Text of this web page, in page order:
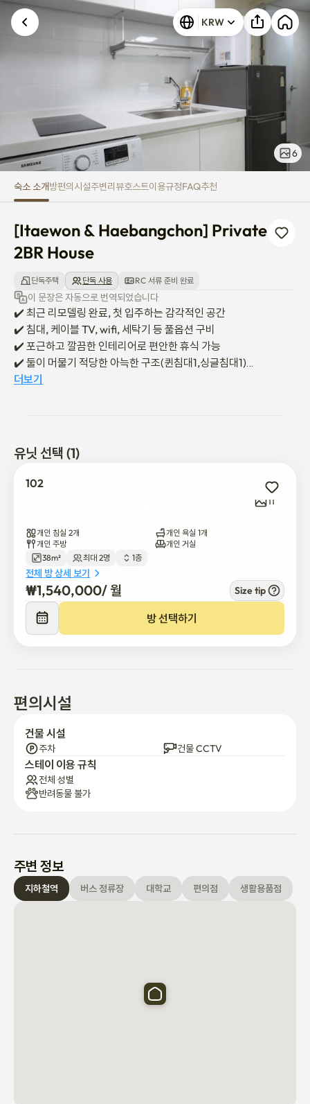
[Itaewon & Haebangchon]
KRW
6
숙소 소개방편의시설주변리뷰호스트이용규정FAQ추천
[Itaewon & Haebangchon] Private
2BR House
단독주택 단독 사용 RC 서류 준비 완료
이 문장은 자동으로 번역되었습니다
✔️ 최근 리모델링 완료, 첫 입주하는 감각적인 공간
✔️ 침대, 케이블 TV, wifi, 세탁기 등 풀옵션 구비
✔️ 포근하고 깔끔한 인테리어로 편안한 휴식 가능
✔️ 둘이 머물기 적당한 아늑한 구조(퀸침대1,싱글침대1)
✔️ 숙소 이용 중 시설 파손 시 손해배상 발생 가능
최근 리모델링을 마친 신상 숙소로, 감성적인 분위기에서 첫 입주
리 등이 도보권에 밀집해 있습니다
✔️ 근처 버스정류장에서 광화문, 명동, 서울역까지 15분 내외로 빠
르게 연결됩니다
✔️ 인근 경리단길과 남산둘레길은 도심 속 휴식을 찾는 이들에게 딱
맞는 코스입니다
✔️ 숙소는 고지대에 있어 창문을 열면 남산타워뷰가 시원하게 펼쳐
지는 뷰를 자랑합니다
✔️ 실내 흡연, 반려동물출입 및 숙소 훼손 , 오염 발생 시 실제 비용
기준 손해배상이 발생할 수 있으니 주의 부탁드립니다
️ ️ 해방촌·경리단길 인근, 도보 3분 버스정류장
✔️ 광화문, 명동 등 도심 접근성 우수
✔️ 남산둘레길·용산공원 인근 산책로 인접
✔️ 이태원역·녹사평역 도보 이동 가능
더보기
유닛 선택 (1)
102
11
개인 침실 2개
개인 욕실 1개
개인 주방
개인 거실
38m²
최대 2명 1층
전체 방 상세 보기
₩1,540,000/ 월 Size tip
방 선택하기
편의시설
건물 시설
주차 건물 CCTV
스테이 이용 규칙
전체 성별
반려동물 불가
주변 정보
지하철역 버스 정류장 대학교 편의점 생활용품점